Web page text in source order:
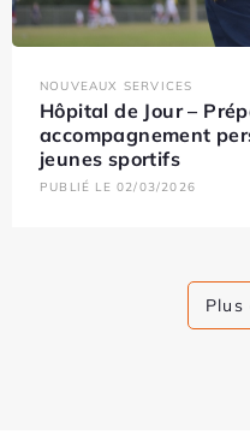
NOUVEAUX SERVICES
Hôpital de Jour –
accompagnement
jeunes sportifs
PUBLIÉ LE 02/03/2026